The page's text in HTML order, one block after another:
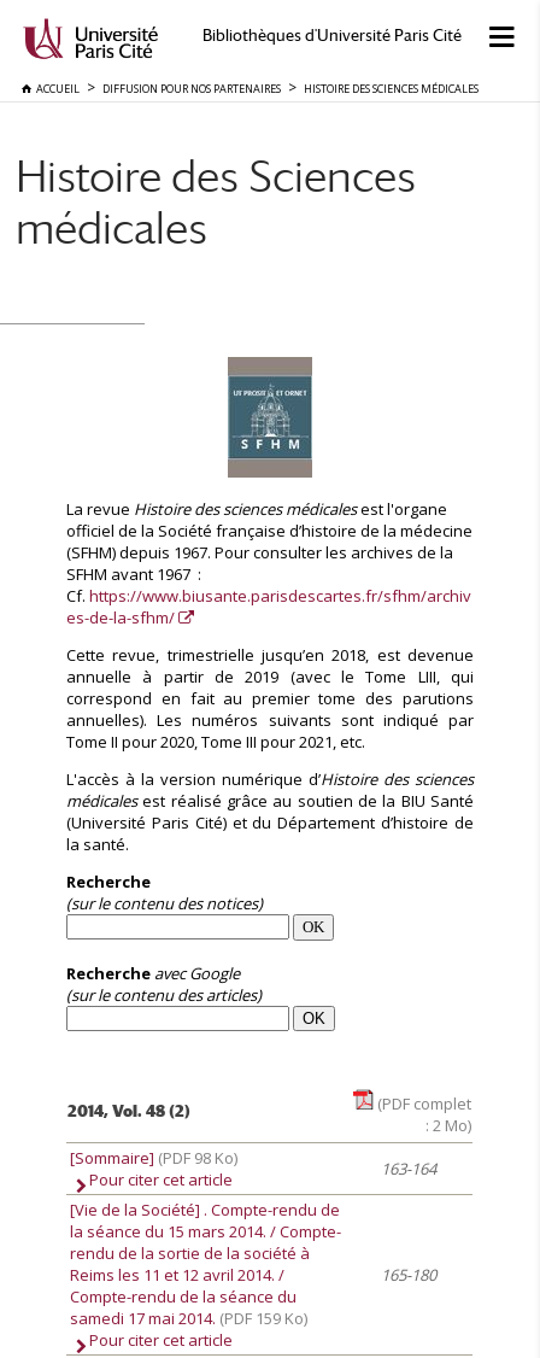
Bibliothèques d'Université Paris Cité
ACCUEIL DIFFUSION POUR NOS PARTENAIRES HISTOIRE DES SCIENCES MÉDICALES
Histoire des Sciences
médicales
La revue Histoire des sciences médicalesest l'organe
officiel de la Société française d’histoire de la médecine
(SFHM) depuis 1967. Pour consulter les archives de la
SFHM avant 1967 :
Cf.https://www.biusante.parisdescartes.fr/sfhm/archiv
es-de-la-sfhm/
Cette revue, trimestrielle jusqu’en 2018, est devenue
annuelle à partir de 2019 (avec le Tome LIII, qui
correspond en fait au premier tome des parutions
annuelles). Les numéros suivants sont indiqué par
Tome II pour 2020, Tome III pour 2021, etc.
L'accès à la version numérique d’Histoire des sciences
médicalesest réalisé grâce au soutien de la BIU Santé
(Université Paris Cité) et du Département d’histoire de
la santé.
Recherche
(sur le contenu des notices)
Recherche avec Google
(sur le contenu des articles)
2014, Vol. 48 (2)
(PDF complet
: 2 Mo)
[Sommaire] (PDF 98 Ko)
Pour citer cet article
163-164
[Vie de la Société] . Compte-rendu de
la séance du 15 mars 2014. / Compte-
rendu de la sortie de la société à
Reims les 11 et 12 avril 2014. /
Compte-rendu de la séance du
samedi 17 mai 2014. (PDF 159 Ko)
Pour citer cet article
165-180